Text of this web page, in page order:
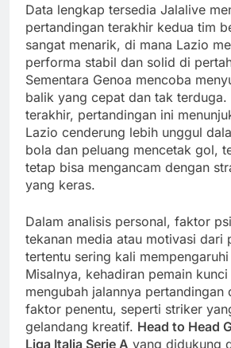
Data lengkap tersedia Jalalive
pertandingan terakhir kedua tim
sangat menarik, di mana Lazio
performa stabil dan solid di
Sementara Genoa mencoba
balik yang cepat dan tak terduga.
terakhir, pertandingan ini
Lazio cenderung lebih unggul
bola dan peluang mencetak gol,
tetap bisa mengancam dengan
yang keras.
Dalam analisis personal, faktor
tekanan media atau motivasi dari
tertentu sering kali
Misalnya, kehadiran pemain
mengubah jalannya pertandingan
faktor penentu, seperti striker
gelandang kreatif. Head to Head
Liga Italia Serie A yang didukung